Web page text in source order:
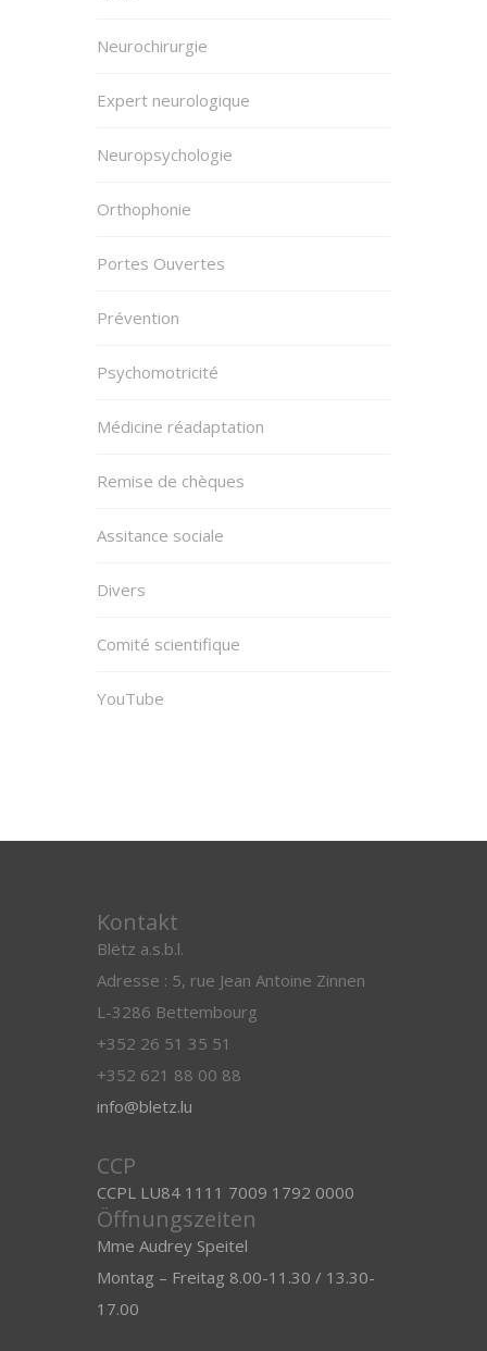
Neurochirurgie
Expert neurologique
Neuropsychologie
Orthophonie
Portes Ouvertes
Prévention
Psychomotricité
Médicine réadaptation
Remise de chèques
Assitance sociale
Divers
Comité scientifique
YouTube
Kontakt
Blëtz a.s.b.l.
Adresse : 5, rue Jean Antoine Zinnen
L-3286 Bettembourg
+352 26 51 35 51
+352 621 88 00 88
info@bletz.lu
CCP
CCPL LU84 1111 7009 1792 0000
Öffnungszeiten
Mme Audrey Speitel
Montag – Freitag 8.00-11.30 / 13.30-
17.00